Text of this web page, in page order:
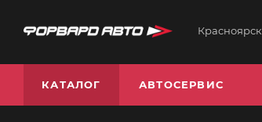
Красноярск
КАТАЛОГ АВТОСЕРВИС